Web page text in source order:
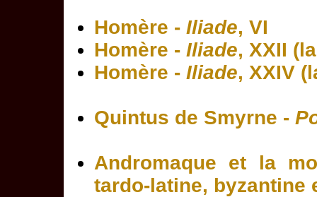
Homère - Iliade, VI
Homère - Iliade, XXII
Homère - Iliade, XXIV
Quintus de Smyrne -
Andromaque et la
tardo-latine, byzantine